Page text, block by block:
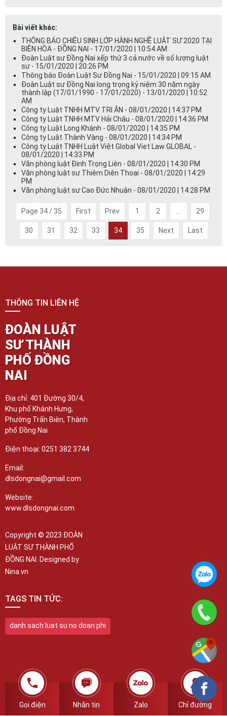
Bài viết khác:
THÔNG BÁO CHIÊU SINH LỚP HÀNH NGHỀ LUẬT SƯ 2020 TẠI
BIÊN HÒA - ĐỒNG NAI - 17/01/2020 | 10:54 AM
Đoàn Luật sư Đồng Nai xếp thứ 3 cả nước về số lượng luật
sư - 15/01/2020 | 20:26 PM
Thông báo Đoàn Luật Sư Đồng Nai - 15/01/2020 | 09:15 AM
Đoàn Luật sư Đồng Nai long trọng kỷ niệm 30 năm ngày
thành lập (17/01/1990 - 17/01/2020) - 13/01/2020 | 10:52
AM
Công ty Luật TNHH MTV TRI ÂN - 08/01/2020 | 14:37 PM
Công ty Luật TNHH MTV Hải Châu - 08/01/2020 | 14:36 PM
Công ty Luật Long Khánh - 08/01/2020 | 14:35 PM
Công ty Luật Thành Vàng - 08/01/2020 | 14:34 PM
Công ty Luật TNHH Luật Việt Global Viet Law GLOBAL -
08/01/2020 | 14:33 PM
Văn phòng luật Đinh Trọng Liên - 08/01/2020 | 14:30 PM
Văn phòng luật sư Thiêm Diên Thoại - 08/01/2020 | 14:29
PM
Văn phòng luật sư Cao Đức Nhuận - 08/01/2020 | 14:28 PM
Page 34 / 35 First Prev 1 2 29
30 31 32 33 34 35 Next Last
THÔNG TIN LIÊN HỆ
ĐOÀN LUẬT
SƯ THÀNH
PHỐ ĐỒNG
NAI
Địa chỉ: 401 Đường 30/4,
Khu phố Khánh Hưng,
Phường Trấn Biên, Thành
phố Đồng Nai
Điện thoại: 0251 382 3744
Email:
dlsdongnai@gmail.com
Website:
www.dlsdongnai.com
Copyright © 2023 ĐOÀN
LUẬT SƯ THÀNH PHỐ
ĐỒNG NAI. Designed by
Nina.vn
TAGS TIN TỨC:
danh sach luat su no doan phi
Gọi điện Nhắn tin Zalo Chỉ đường